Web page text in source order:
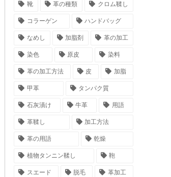
靴 革の種類 クロム鞣し
コラーゲン ハンドバッグ
なめし 加脂剤 革の加工
染色 原皮 染料
革の加工方法 皮 加脂
甲革 タンパク質
石灰漬け 牛革 用語
革鞣し 加工方法
革の用語 乾燥
植物タンニン鞣し 鞄
スエード 脱毛 革加工